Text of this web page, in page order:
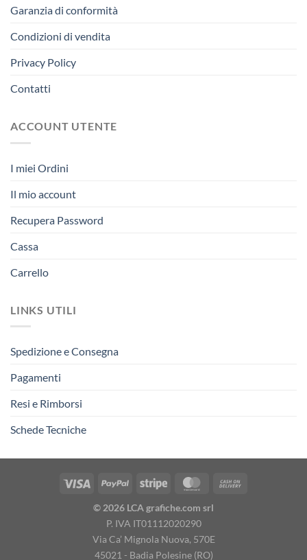
Garanzia di conformità
Condizioni di vendita
Privacy Policy
Contatti
ACCOUNT UTENTE
I miei Ordini
Il mio account
Recupera Password
Cassa
Carrello
LINKS UTILI
Spedizione e Consegna
Pagamenti
Resi e Rimborsi
Schede Tecniche
© 2026 LCA grafiche.com srl
P. IVA IT01112020290
Via Ca’ Mignola Nuova, 570E
45021 - Badia Polesine (RO)